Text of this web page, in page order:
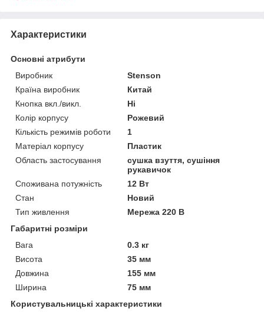
Характеристики
Основні атрибути
Виробник
Stenson
Країна виробник
Китай
Кнопка вкл./викл.
Ні
Колір корпусу
Рожевий
Кількість режимів роботи
1
Матеріал корпусу
Пластик
Область застосування
сушка взуття, сушіння
рукавичок
Споживана потужність
12 Вт
Стан
Новий
Тип живлення
Мережа 220 В
Габаритні розміри
Вага
0.3 кг
Висота
35 мм
Довжина
155 мм
Ширина
75 мм
Користувальницькі характеристики